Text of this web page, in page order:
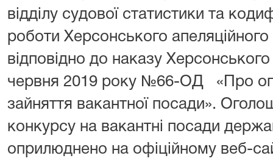
відділу судової статистики та
роботи Херсонського
відповідно до наказу
червня 2019 року №66-ОД «Про
зайняття вакантної посади».
конкурсу на вакантні посади
оприлюднено на офіційному веб-